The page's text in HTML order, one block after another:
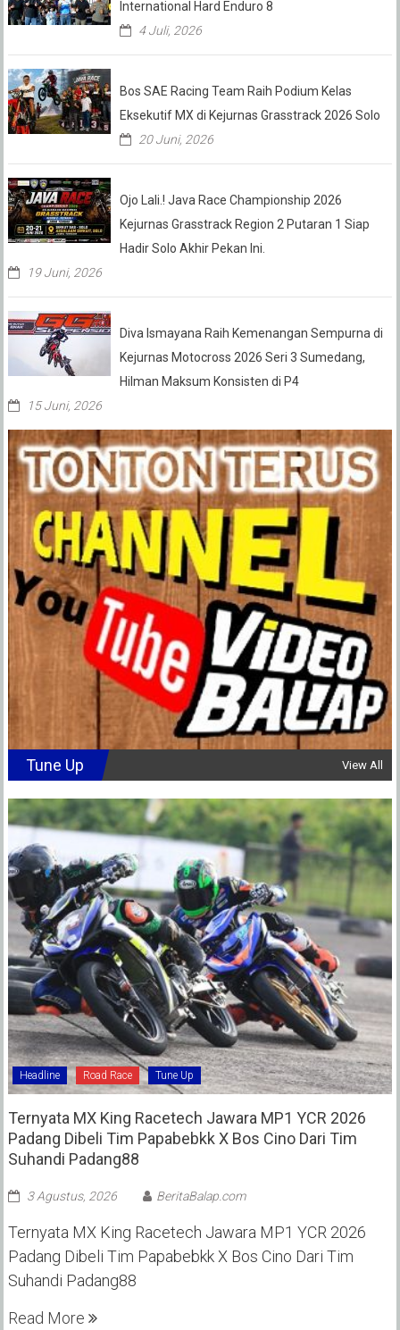
International Hard Enduro 8
4 Juli, 2026
Bos SAE Racing Team Raih Podium Kelas
Eksekutif MX di Kejurnas Grasstrack 2026 Solo
20 Juni, 2026
Ojo Lali.! Java Race Championship 2026
Kejurnas Grasstrack Region 2 Putaran 1 Siap
Hadir Solo Akhir Pekan Ini.
19 Juni, 2026
Diva Ismayana Raih Kemenangan Sempurna di
Kejurnas Motocross 2026 Seri 3 Sumedang,
Hilman Maksum Konsisten di P4
15 Juni, 2026
Tune Up View All
Headline Road Race Tune Up
Ternyata MX King Racetech Jawara MP1 YCR 2026
Padang Dibeli Tim Papabebkk X Bos Cino Dari Tim
Suhandi Padang88
3 Agustus, 2026 BeritaBalap.com
Ternyata MX King Racetech Jawara MP1 YCR 2026
Padang Dibeli Tim Papabebkk X Bos Cino Dari Tim
Suhandi Padang88
Read More